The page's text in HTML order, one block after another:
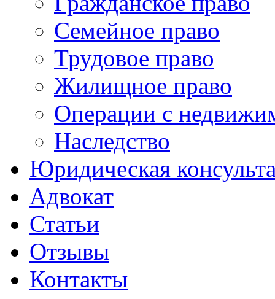
Семейное право
Трудовое право
Жилищное право
Операции с
Наследство
Юридическая
Адвокат
Статьи
Отзывы
Контакты